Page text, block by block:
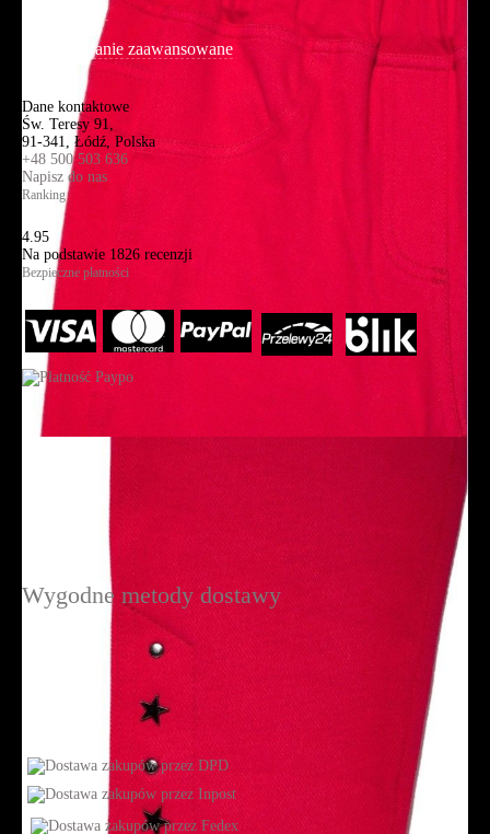
Mapa strony
Wyszukiwanie zaawansowane
Dane kontaktowe
Św. Teresy 91,
91-341, Łódź, Polska
+48 500 503 636
Napisz do nas
Ranking
4.95
Na podstawie 1826 recenzji
Bezpieczne płatności
Wygodne metody dostawy